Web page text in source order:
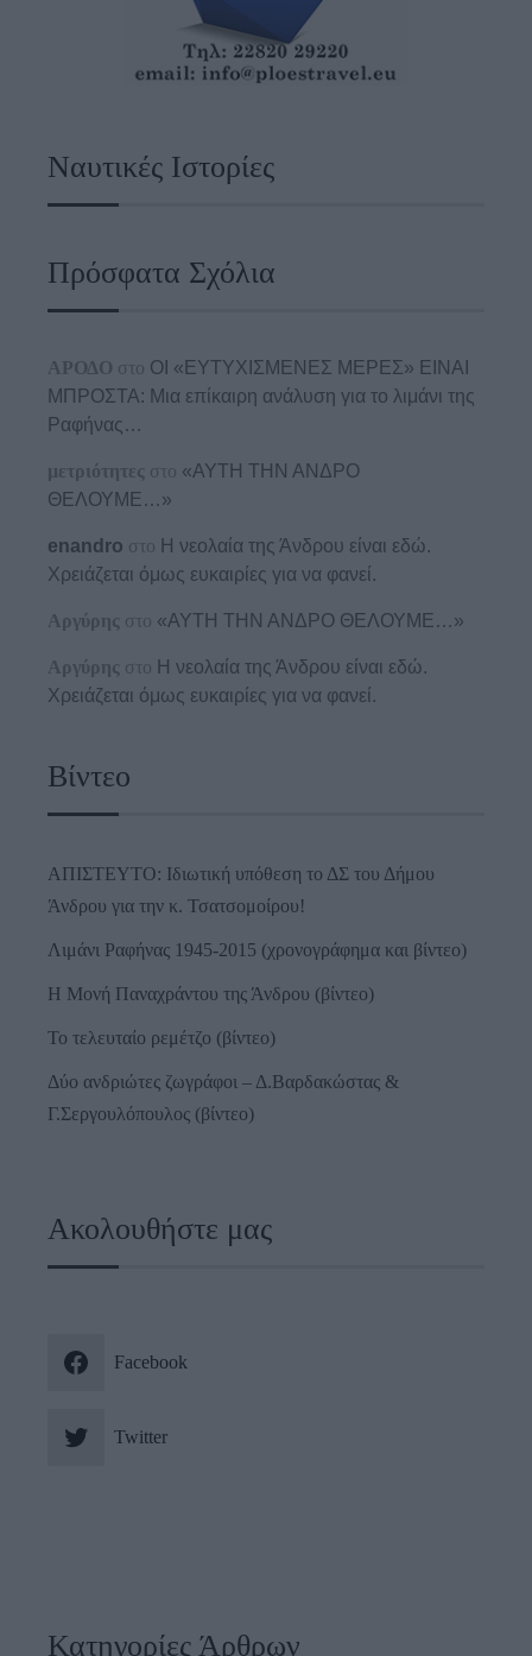
Ναυτικές Ιστορίες
Πρόσφατα Σχόλια
ΑΡΟΔΟ στο ΟΙ «ΕΥΤΥΧΙΣΜΕΝΕΣ ΜΕΡΕΣ» ΕΙΝΑΙ
ΜΠΡΟΣΤΑ: Μια επίκαιρη ανάλυση για το λιμάνι της
Ραφήνας…
μετριότητες στο «ΑΥΤΗ ΤΗΝ ΑΝΔΡΟ
ΘΕΛΟΥΜΕ…»
enandro στο Η νεολαία της Άνδρου είναι εδώ.
Χρειάζεται όμως ευκαιρίες για να φανεί.
Αργύρης στο «ΑΥΤΗ ΤΗΝ ΑΝΔΡΟ ΘΕΛΟΥΜΕ…»
Αργύρης στο Η νεολαία της Άνδρου είναι εδώ.
Χρειάζεται όμως ευκαιρίες για να φανεί.
Βίντεο
ΑΠΙΣΤΕΥΤΟ: Ιδιωτική υπόθεση το ΔΣ του Δήμου
Άνδρου για την κ. Τσατσομοίρου!
Λιμάνι Ραφήνας 1945-2015 (χρονογράφημα και βίντεο)
Η Μονή Παναχράντου της Άνδρου (βίντεο)
Το τελευταίο ρεμέτζο (βίντεο)
Δύο ανδριώτες ζωγράφοι – Δ.Βαρδακώστας &
Γ.Σεργουλόπουλος (βίντεο)
Ακολουθήστε μας
Facebook
Twitter
Κατηγορίες Άρθρων